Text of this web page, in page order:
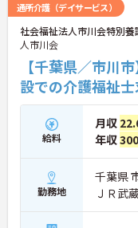
通所介護（デイサービス）
社会福祉法人市川会特別
人市川会
【千葉県／市川
設での介護福祉
給料
月収
年収
勤務地
千葉県
ＪＲ武